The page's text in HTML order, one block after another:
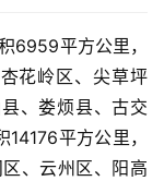
6959平方公里，
花岭区、尖草坪
、娄烦县、古交
平方公里，
、云州区、阳高